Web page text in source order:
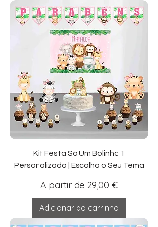
Kit Festa Só Um Bolinho 1
Personalizado | Escolha o Seu Tema
A partir de 29,00 €
Preço promocional
Adicionar ao carrinho